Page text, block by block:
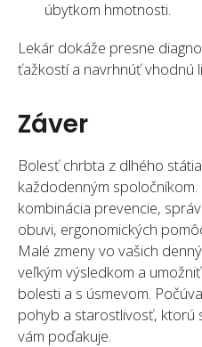
úbytkom hmotnosti.
Lekár dokáže presne
ťažkostí a navrhnúť vhodnú
Záver
Bolesť chrbta z dlhého
každodenným
kombinácia prevencie,
obuvi, ergonomických
Malé zmeny vo vašich
veľkým výsledkom a
bolesti a s úsmevom.
pohyb a starostlivosť, ktorú
vám poďakuje.